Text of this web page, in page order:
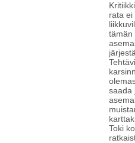
rata ei
tämän
saada
Toki